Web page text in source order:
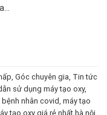
Góc chuyên gia Tin tức
sử dụng máy tạo oxy,
nhân covid máy tạo
tạo oxy giá rẻ nhất hà nội